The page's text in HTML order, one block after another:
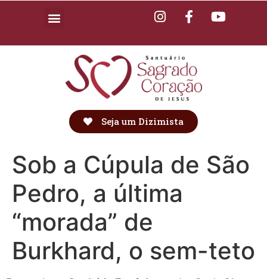
Seja um Dizimista
Sob a Cúpula de São
Pedro, a última
“morada” de
Burkhard, o sem-teto